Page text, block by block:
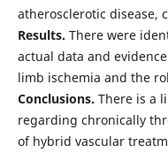
atherosclerotic disease,
Results. There were
actual data and
limb ischemia and the
Conclusions. There is a
regarding chronically
of hybrid vascular